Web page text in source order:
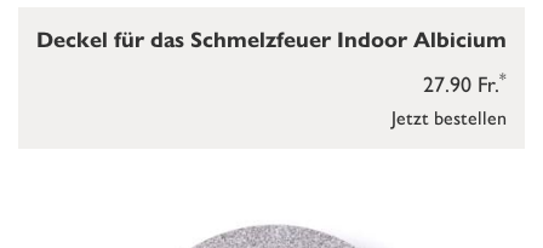
Jetzt bestellen
27.90 Fr.*
Deckel für das Schmelzfeuer Indoor Albicium